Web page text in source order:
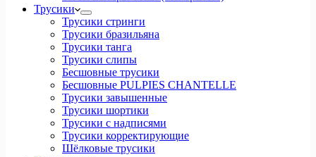
Трусики
Трусики стринги
Трусики бразильяна
Трусики танга
Трусики слипы
Бесшовные трусики
Бесшовные PULPIES CHANTELLE
Трусики завышенные
Трусики шортики
Трусики с надписями
Трусики корректирующие
Шёлковые трусики